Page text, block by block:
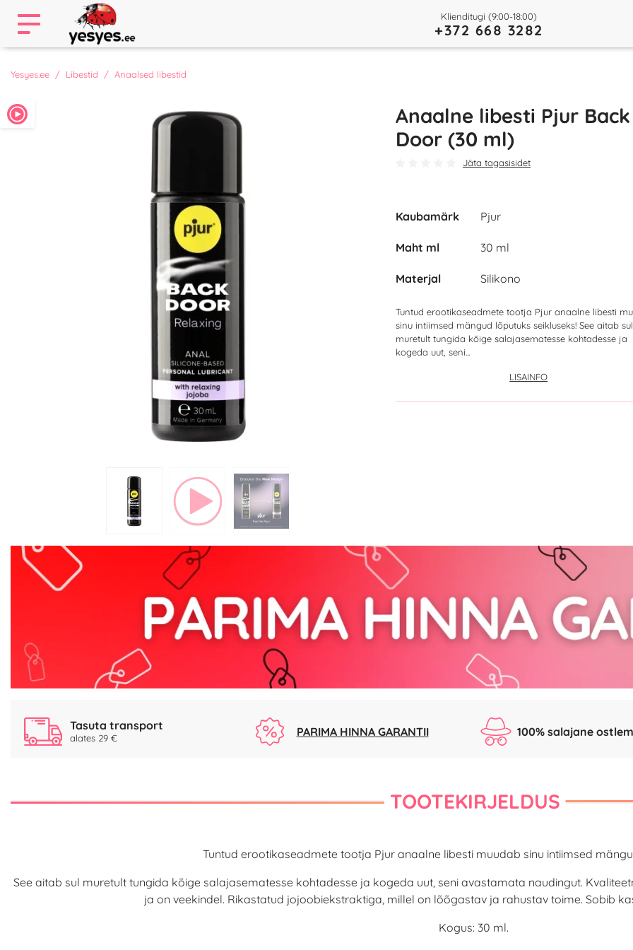
Klienditugi (9:00-18:00)
+372 668 3282
Yesyes.ee Libestid Anaalsed libestid
Anaalne libesti Pjur Back
Door (30 ml)
Jäta tagasisidet
Kaubamärk Pjur
Maht ml 30 ml
Materjal Silikono
Tuntud erootikaseadmete tootja Pjur anaalne libesti
sinu intiimsed mängud lõputuks seikluseks! See aitab sul
muretult tungida kõige salajasematesse kohtadesse ja
kogeda uut, seni...
LISAINFO
Tasuta transport
alates 29 € PARIMA HINNA GARANTII 100% salajane
TOOTEKIRJELDUS
Tuntud erootikaseadmete tootja Pjur anaalne libesti muudab sinu intiimsed
See aitab sul muretult tungida kõige salajasematesse kohtadesse ja kogeda uut, seni avastamata naudingut.
ja on veekindel. Rikastatud jojoobiekstraktiga, millel on lõõgastav ja rahustav toime. Sobib
Kogus: 30 ml.